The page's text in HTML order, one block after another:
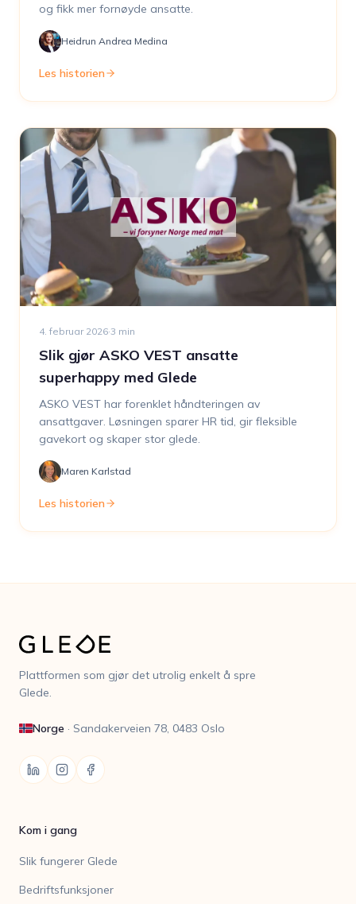
og fikk mer fornøyde ansatte.
Heidrun Andrea Medina
Les historien
4. februar 2026·3 min
Slik gjør ASKO VEST ansatte
superhappy med Glede
ASKO VEST har forenklet håndteringen av
ansattgaver. Løsningen sparer HR tid, gir fleksible
gavekort og skaper stor glede.
Maren Karlstad
Les historien
Plattformen som gjør det utrolig enkelt å spre
Glede.
Norge · Sandakerveien 78, 0483 Oslo
Kom i gang
Slik fungerer Glede
Bedriftsfunksjoner